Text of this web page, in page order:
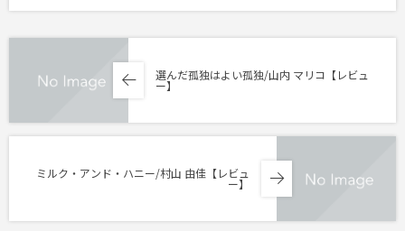
選んだ孤独はよい孤独/山内 マリコ【レビュ
ー】
ミルク・アンド・ハニー/村山 由佳【レビュ
ー】